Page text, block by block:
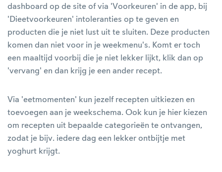
dashboard op de site of via 'Voorkeuren' in de app, bij
'Dieetvoorkeuren' intoleranties op te geven en
producten die je niet lust uit te sluiten. Deze producten
komen dan niet voor in je weekmenu's. Komt er toch
een maaltijd voorbij die je niet lekker lijkt, klik dan op
'vervang' en dan krijg je een ander recept.
Via 'eetmomenten' kun jezelf recepten uitkiezen en
toevoegen aan je weekschema. Ook kun je hier kiezen
om recepten uit bepaalde categorieën te ontvangen,
zodat je bijv. iedere dag een lekker ontbijtje met
yoghurt krijgt.